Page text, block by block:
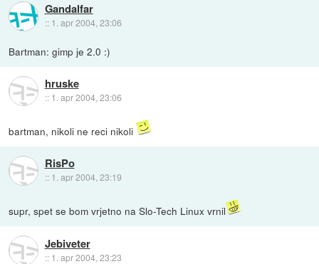
Gandalfar
:: 1. apr 2004, 23:06
Bartman: gimp je 2.0 :)
hruske
:: 1. apr 2004, 23:06
bartman, nikoli ne reci nikoli
RisPo
:: 1. apr 2004, 23:19
supr, spet se bom vrjetno na Slo-Tech Linux vrnil
Jebiveter
:: 1. apr 2004, 23:23